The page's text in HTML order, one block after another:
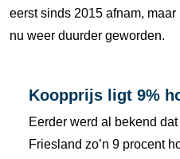
eerst sinds 2015 afnam,
nu weer duurder geworden.
Koopprijs ligt 9%
Eerder werd al bekend
Friesland zo’n 9 procent